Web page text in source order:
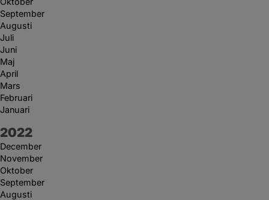
September
Augusti
Juli
Juni
Maj
April
Mars
Februari
Januari
År:
2022
December
November
Oktober
September
Augusti